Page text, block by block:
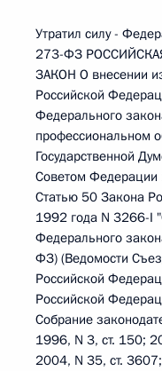
Утратил силу -
273-ФЗ
ЗАКОН О внесении
Российской
Федерального
профессиональном
Государственной
Советом Федерации
Статью 50 Закона
1992 года N 3266-I
Федерального
ФЗ) (Ведомости
Российской
Российской
Собрание
1996, N 3, ст. 150;
2004, N 35, ст.